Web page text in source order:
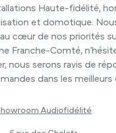
Haute-fidélité,
et domotique.
cœur de nos priorités
Franche-Comté,
nous serons ravis de
dans les meilleurs
Audiofidélité